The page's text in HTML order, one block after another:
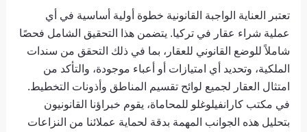
تعتبر العناية الواجبة القانونية خطوة أولية أساسية في أي
عملية شراء عقار في تركيا. يتضمن هذا التحقيق الشامل فحصًا
شاملاً للوضع القانوني للعقار، بما في ذلك التحقق من سندات
الملكية، وتحديد أي امتيازات أو أعباء موجودة، والتأكد من
امتثال العقار لجميع لوائح تقسيم المناطق وأذونات التخطيط.
في مكتب كارانفيلوغلو للمحاماة، يقوم خبراؤنا القانونيون
بتحليل هذه الجوانب المهمة بدقة لحماية عملائنا من النزاعات